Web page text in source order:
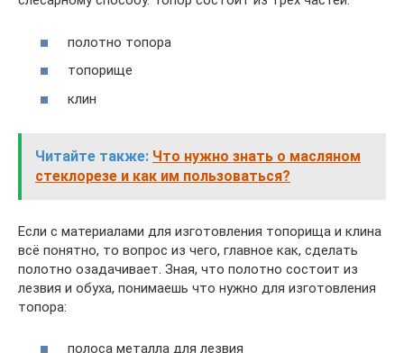
полотно топора
топорище
клин
Читайте также: Что нужно знать о масляном
стеклорезе и как им пользоваться?
Если с материалами для изготовления топорища и клина
всё понятно, то вопрос из чего, главное как, сделать
полотно озадачивает. Зная, что полотно состоит из
лезвия и обуха, понимаешь что нужно для изготовления
топора:
полоса металла для лезвия